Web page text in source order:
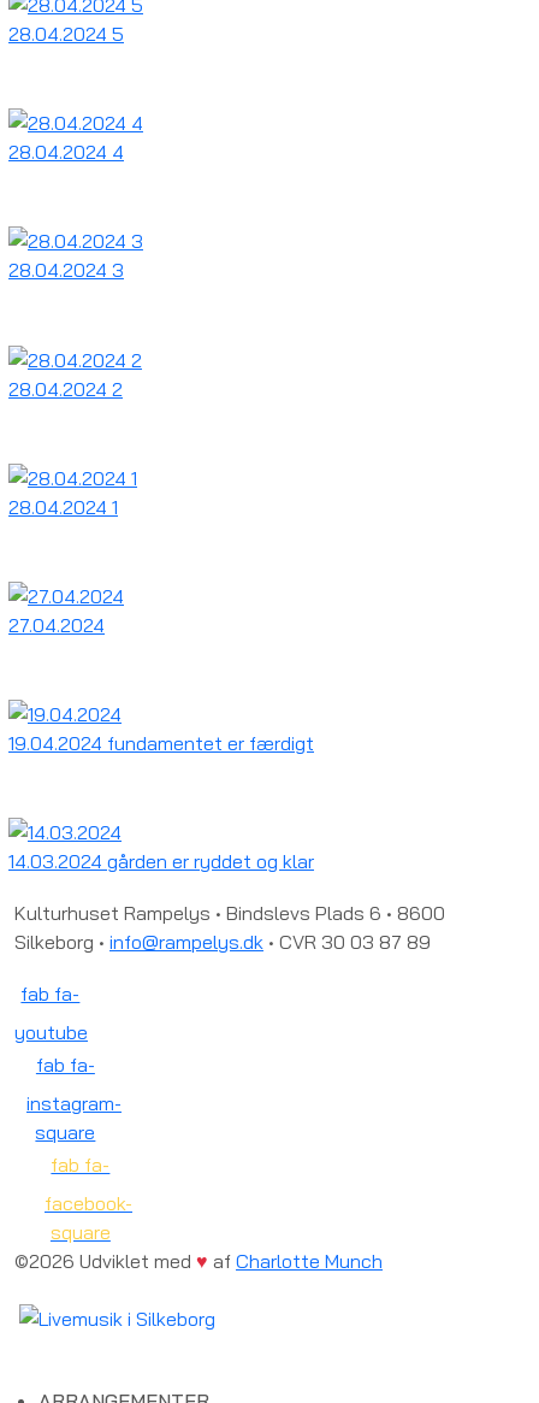
28.04.2024 5
28.04.2024 4
28.04.2024 3
28.04.2024 2
28.04.2024 1
27.04.2024
19.04.2024 fundamentet er færdigt
14.03.2024 gården er ryddet og klar
Kulturhuset Rampelys • Bindslevs Plads 6 • 8600
Silkeborg • info@rampelys.dk • CVR 30 03 87 89
fab fa-
youtube
fab fa-
instagram-
square
fab fa-
facebook-
square
©2026 Udviklet med ♥ af Charlotte Munch